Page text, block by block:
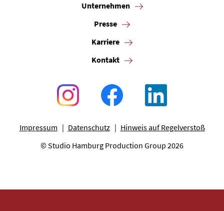
Unternehmen
Presse
Karriere
Kontakt
Impressum Datenschutz
Hinweis auf Regelverstoß
© Studio Hamburg Production Group 2026